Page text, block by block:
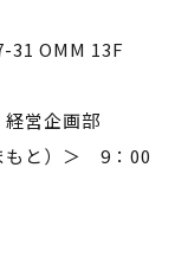
31 OMM 13F
営企画部
もと）＞ 9：00